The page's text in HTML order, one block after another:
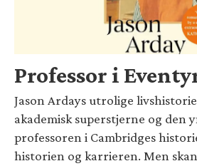
Professor i
Jason Ardays utrolige
akademisk superstjerne og den
professoren i Cambridges
historien og karrieren. Men